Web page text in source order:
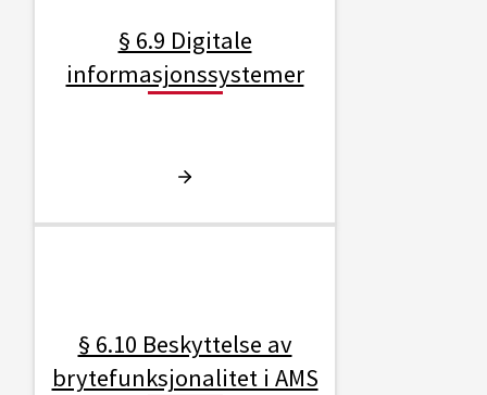
§ 6.9 Digitale
informasjonssystemer
§ 6.10 Beskyttelse av
brytefunksjonalitet i AMS